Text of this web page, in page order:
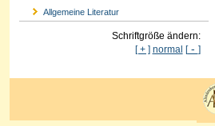
Allgemeine Literatur
Schriftgröße ändern:
[ + ] normal [- ]